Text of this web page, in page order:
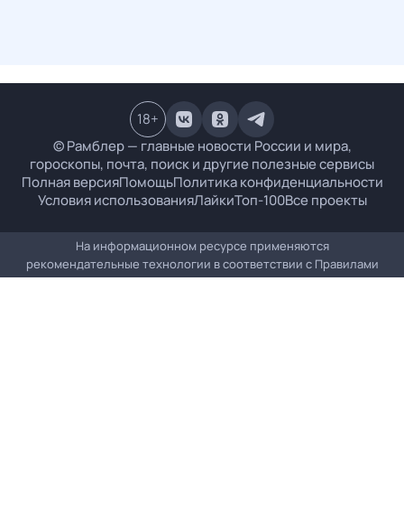
© Рамблер — главные новости России и мира,
гороскопы, почта, поиск и другие полезные сервисы
Полная версияПомощьПолитика конфиденциальности
Условия использованияЛайкиТоп-100Все проекты
18+
На информационном ресурсе применяются
рекомендательные технологии в соответствии с Правилами